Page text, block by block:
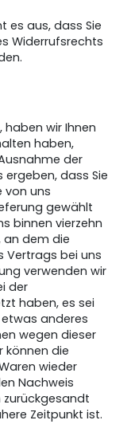
es aus, dass Sie
Widerrufsrechts
haben wir Ihnen
haben,
der
ergeben, dass Sie
von uns
gewählt
binnen vierzehn
an dem die
Vertrags bei uns
verwenden wir
der
haben, es sei
anderes
wegen dieser
können die
wieder
Nachweis
zurückgesandt
Zeitpunkt ist.